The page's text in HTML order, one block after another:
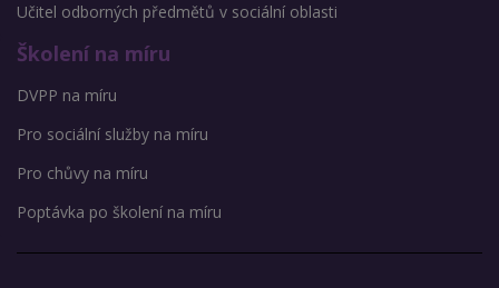
Učitel odborných předmětů v sociální oblasti
Školení na míru
DVPP na míru
Pro sociální služby na míru
Pro chůvy na míru
Poptávka po školení na míru